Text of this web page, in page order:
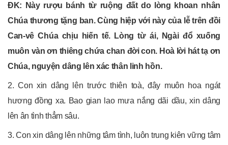
ĐK: Này rượu bánh từ ruộng đất do lòng khoan nhân
Chúa thương tặng ban. Cùng hiệp với này của lễ trên đồi
Can-vê Chúa chịu hiến tế. Lòng từ ái, Ngài đổ xuống
muôn vàn ơn thiêng chứa chan đời con. Hoà lời hát tạ ơn
Chúa, nguyện dâng lên xác thân linh hồn.
2. Con xin dâng lên trước thiên toà, đây muôn hoa ngát
hương đồng xa. Bao gian lao mưa nắng dãi dầu, xin dâng
lên ân tình thẳm sâu.
3. Con xin dâng lên những tâm tình, luôn trung kiên vững tâm